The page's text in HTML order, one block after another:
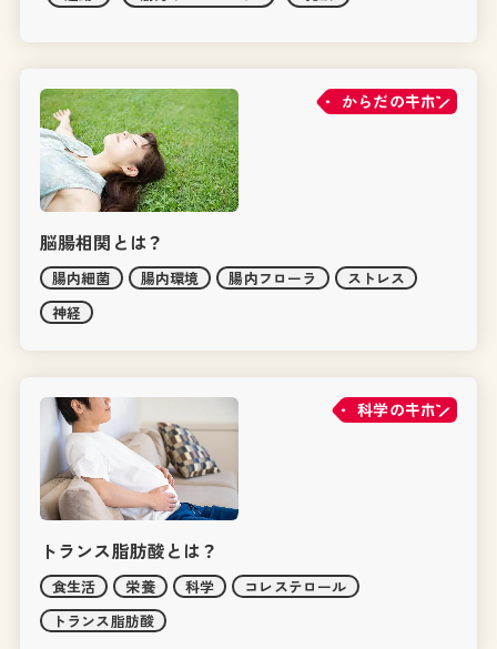
からだの
脳腸相関とは？
腸内細菌 腸内環境 腸内フローラ
ストレス
神経
科学の
トランス脂肪酸とは？
食生活 栄養 科学
コレステロール
トランス脂肪酸